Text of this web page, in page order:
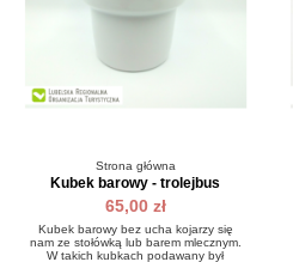
Strona główna
Kubek barowy - trolejbus
65,00 zł
Kubek barowy bez ucha kojarzy się
nam ze stołówką lub barem mlecznym.
W takich kubkach podawany był